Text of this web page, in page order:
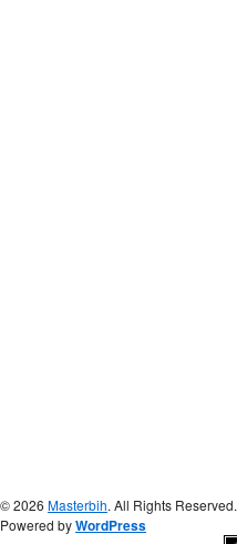
© 2026 Masterbih. All Rights Reserved.
Powered byWordPress